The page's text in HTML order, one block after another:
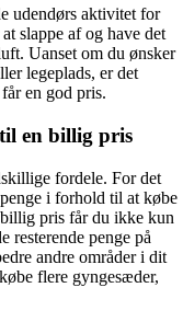
udendørs aktivitet for
slappe af og have det
Uanset om du ønsker
legeplads, er det
en god pris.
en billig pris
fordele. For det
i forhold til at købe
pris får du ikke kun
resterende penge på
andre områder i dit
flere gyngesæder,